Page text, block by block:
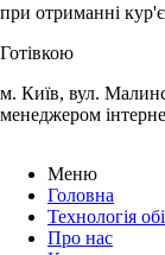
при отриманні
Готівкою
м. Київ, вул.
менеджером
Меню
Головна
Технологія
Про нас